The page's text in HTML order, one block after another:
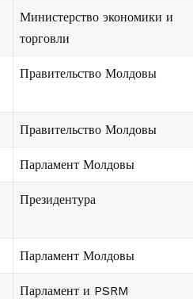
Министерство экономики и
торговли
Правительство Молдовы
Правительство Молдовы
Парламент Молдовы
Президентура
Парламент Молдовы
Парламент и PSRM